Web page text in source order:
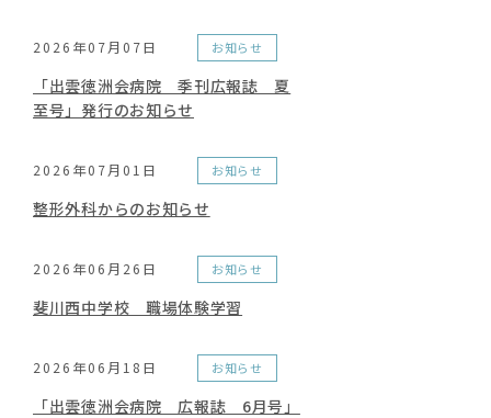
お知らせ
2026年07月07日
「出雲徳洲会病院 季刊広報誌 夏
至号」発行のお知らせ
お知らせ
2026年07月01日
整形外科からのお知らせ
お知らせ
2026年06月26日
斐川西中学校 職場体験学習
お知らせ
2026年06月18日
「出雲徳洲会病院 広報誌 6月号」